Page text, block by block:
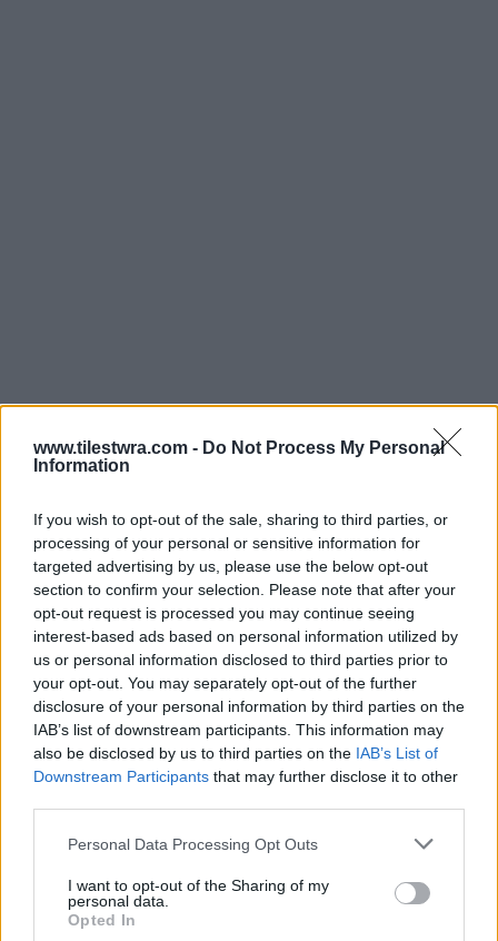
www.tilestwra.com - Do Not Process My Personal
Information
If you wish to opt-out of the sale, sharing to third parties, or
processing of your personal or sensitive information for
targeted advertising by us, please use the below opt-out
section to confirm your selection. Please note that after your
opt-out request is processed you may continue seeing
interest-based ads based on personal information utilized by
us or personal information disclosed to third parties prior to
your opt-out. You may separately opt-out of the further
disclosure of your personal information by third parties on the
IAB’s list of downstream participants. This information may
also be disclosed by us to third parties on the IAB’s List of
Downstream Participants that may further disclose it to other
Personal Data Processing Opt Outs
I want to opt-out of the Sharing of my
personal data.
Opted In
View this post on Instagram